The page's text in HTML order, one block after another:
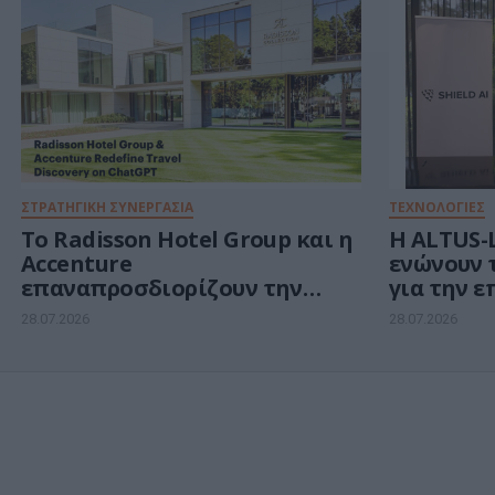
ενέργειας
ΣΤΡΑΤΗΓΙΚΗ ΣΥΝΕΡΓΑΣΙΑ
Το Radisson Hotel Group και η
Accenture
επαναπροσδιορίζουν την
αναζήτηση ταξιδιών μέσω του
28.07.2026
ΤΕΧΝΟΛΟΓΙΕΣ
Η
ενώνουν
για την
28.07.2026